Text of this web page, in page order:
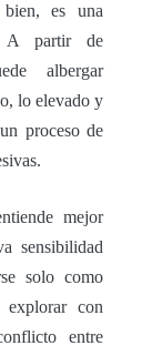
es una
A partir de
albergar
lo elevado y
proceso de
mejor
sensibilidad
solo como
con
entre